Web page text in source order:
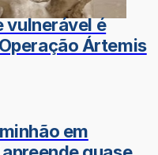
vulnerável é
Ártemis
em